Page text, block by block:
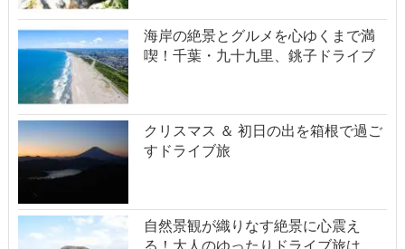
海岸の絶景とグルメを心ゆくまで満
喫！千葉・九十九里、銚子ドライブ
クリスマス ＆ 初日の出を箱根で過ご
すドライブ旅
自然景観が織りなす絶景に心震え